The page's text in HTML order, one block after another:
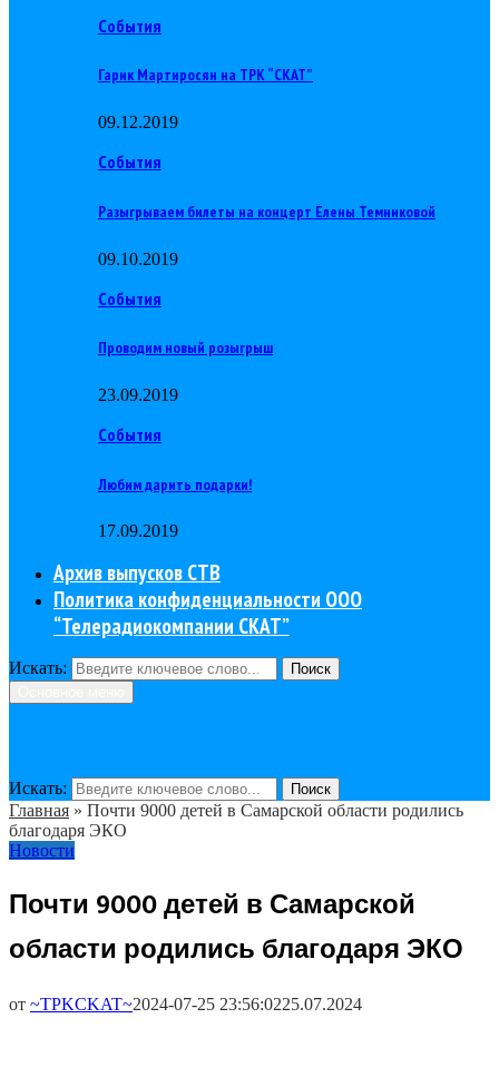
События
Гарик Мартиросян на ТРК “СКАТ”
09.12.2019
События
Разыгрываем билеты на концерт Елены Темниковой
09.10.2019
События
Проводим новый розыгрыш
23.09.2019
События
Любим дарить подарки!
17.09.2019
Архив выпусков СТВ
Политика конфиденциальности ООО
“Телерадиокомпании СКАТ”
Искать:
Поиск
Искать: Поиск
Главная » Почти 9000 детей в Самарской области родились
благодаря ЭКО
Новости
Почти 9000 детей в Самарской
области родились благодаря ЭКО
от ~TPKCKAT~2024-07-25 23:56:0225.07.2024